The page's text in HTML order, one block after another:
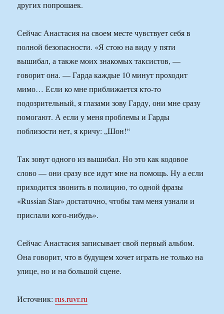
других попрошаек.
Сейчас Анастасия на своем месте чувствует себя в
полной безопасности. «Я стою на виду у пяти
вышибал, а также моих знакомых таксистов, —
говорит она. — Гарда каждые 10 минут проходит
мимо… Если ко мне приближается кто-то
подозрительный, я глазами зову Гарду, они мне сразу
помогают. А если у меня проблемы и Гарды
поблизости нет, я кричу: „Шон!“
Так зовут одного из вышибал. Но это как кодовое
слово — они сразу все идут мне на помощь. Ну а если
приходится звонить в полицию, то одной фразы
«Russian Star» достаточно, чтобы там меня узнали и
прислали кого-нибудь».
Сейчас Анастасия записывает свой первый альбом.
Она говорит, что в будущем хочет играть не только на
улице, но и на большой сцене.
Источник:rus.ruvr.ru